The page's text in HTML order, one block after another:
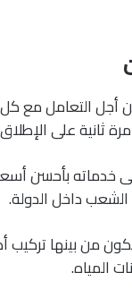
التعامل مع
ثانية على
خدماته بأحسن
داخل الدولة.
من بينها
المياه.